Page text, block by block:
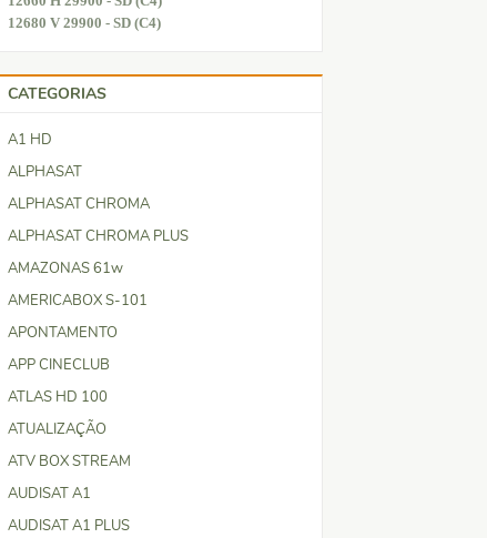
12680 V 29900 - SD (C4)
CATEGORIAS
A1 HD
ALPHASAT
ALPHASAT CHROMA
ALPHASAT CHROMA PLUS
AMAZONAS 61w
AMERICABOX S-101
APONTAMENTO
APP CINECLUB
ATLAS HD 100
ATUALIZAÇÃO
ATV BOX STREAM
AUDISAT A1
AUDISAT A1 PLUS